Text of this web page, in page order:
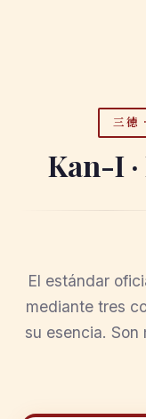
三
Kan-I ·
El estándar
mediante tres
su esencia.